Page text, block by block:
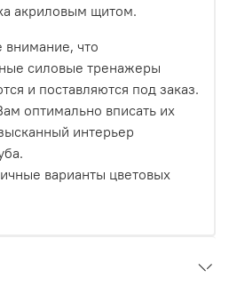
акриловым щитом.
что
силовые тренажеры
и поставляются под заказ.
оптимально вписать их
интерьер
варианты цветовых